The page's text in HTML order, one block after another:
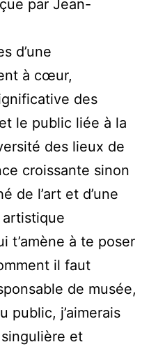
par Jean-
d’une
à cœur,
des
le public liée à la
des lieux de
croissante sinon
de l’art et d’une
artistique
t’amène à te poser
il faut
de musée,
public, j’aimerais
et